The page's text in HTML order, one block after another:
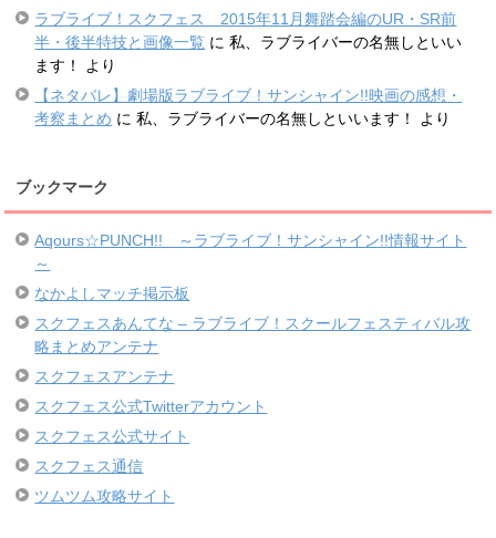
ラブライブ！スクフェス 2015年11月舞踏会編のUR・SR前
半・後半特技と画像一覧 に私、ラブライバーの名無しといい
ます！
より
【ネタバレ】劇場版ラブライブ！サンシャイン!!映画の感想・
考察まとめ に私、ラブライバーの名無しといいます！ より
ブックマーク
Aqours☆PUNCH!! ～ラブライブ！サンシャイン!!情報サイト
～
なかよしマッチ掲示板
スクフェスあんてな – ラブライブ！スクールフェスティバル攻
略まとめアンテナ
スクフェスアンテナ
スクフェス公式Twitterアカウント
スクフェス公式サイト
スクフェス通信
ツムツム攻略サイト